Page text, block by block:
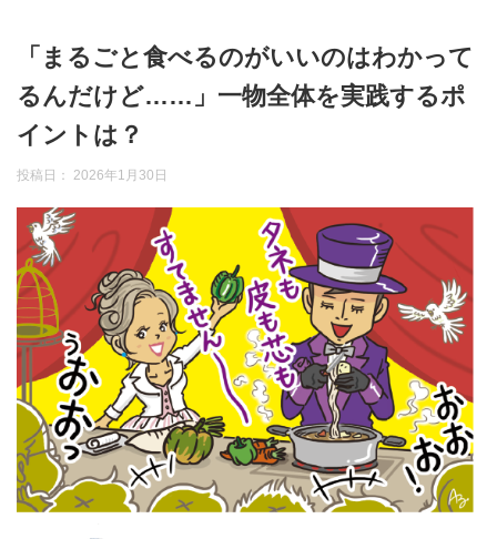
「まるごと食べるのがいいのはわかって
るんだけど……」一物全体を実践するポ
イントは？
投稿日： 2026年1月30日